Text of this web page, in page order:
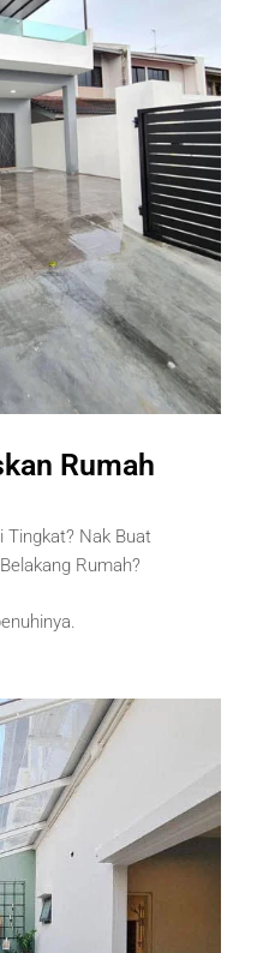
Rumah
Tingkat? Nak Buat
Rumah?